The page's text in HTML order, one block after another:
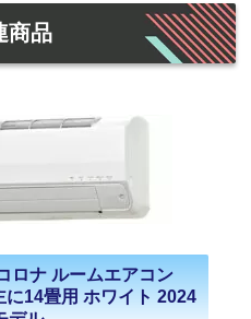
商品
ロナ ルームエアコン
14畳用 ホワイト 2024